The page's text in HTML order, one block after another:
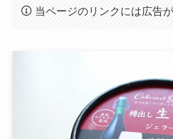
当ページのリンクには広告